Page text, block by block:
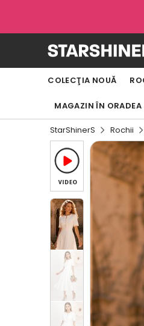
COLECŢIA NOUĂ
MAGAZIN ÎN ORADEA
StarShinerS Rochii